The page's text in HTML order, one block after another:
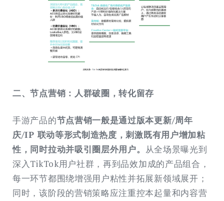
二、节点营销：人群破圈，转化留存
手游产品的节点营销一般是通过版本更新/周年
庆/IP 联动等形式制造热度，刺激既有用户增加粘
性，同时拉动并吸引圈层外用户。 从全场景曝光到
深入TikTok用户社群，再到品效加成的产品组合，
每一环节都围绕增强用户粘性并拓展新领域展开；
同时，该阶段的营销策略应注重控本起量和内容营